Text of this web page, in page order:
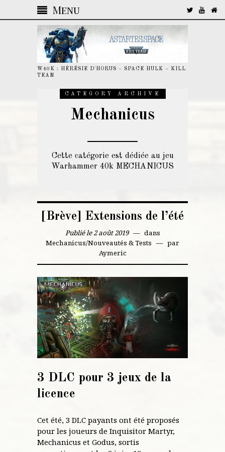
Menu
W40K : HÉRÉSIE D'HORUS – SPACE HULK – KILL
TEAM
CATEGORY ARCHIVE
Mechanicus
Cette catégorie est dédiée au jeu
Warhammer 40k MECHANICUS
[Brève] Extensions de l’été
Publié le 2 août 2019
dans
Mechanicus/Nouveautés & Tests
par
Aymeric
3 DLC pour 3 jeux de la
licence
Cet été, 3 DLC payants ont été proposés
pour les joueurs de Inquisitor Martyr,
Mechanicus et Godus, sortis